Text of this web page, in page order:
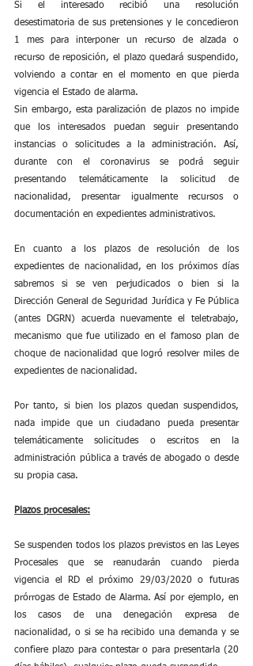
Si el interesado recibió una resolución
desestimatoria de sus pretensiones y le concedieron
1 mes para interponer un recurso de alzada o
recurso de reposición, el plazo quedará suspendido,
volviendo a contar en el momento en que pierda
vigencia el Estado de alarma.
Sin embargo, esta paralización de plazos no impide
que los interesados puedan seguir presentando
instancias o solicitudes a la administración. Así,
durante con el coronavirus se podrá seguir
presentando telemáticamente la solicitud de
nacionalidad, presentar igualmente recursos o
documentación en expedientes administrativos.
En cuanto a los plazos de resolución de los
expedientes de nacionalidad, en los próximos días
sabremos si se ven perjudicados o bien si la
Dirección General de Seguridad Jurídica y Fe Pública
(antes DGRN) acuerda nuevamente el teletrabajo,
mecanismo que fue utilizado en el famoso plan de
choque de nacionalidad que logró resolver miles de
expedientes de nacionalidad.
Por tanto, si bien los plazos quedan suspendidos,
nada impide que un ciudadano pueda presentar
telemáticamente solicitudes o escritos en la
administración pública a través de abogado o desde
su propia casa.
Plazos procesales:
Se suspenden todos los plazos previstos en las Leyes
Procesales que se reanudarán cuando pierda
vigencia el RD el próximo 29/03/2020 o futuras
prórrogas de Estado de Alarma. Así por ejemplo, en
los casos de una denegación expresa de
nacionalidad, o si se ha recibido una demanda y se
confiere plazo para contestar o para presentarla (20